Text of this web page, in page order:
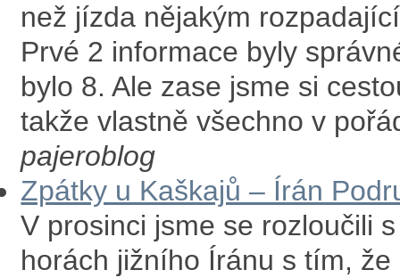
než jízda nějakým
Prvé 2 informace byly
bylo 8. Ale zase jsme si
takže vlastně všechno v
pajeroblog
Zpátky u Kaškajů – Írán
V prosinci jsme se rozloučili
horách jižního Íránu s tím,